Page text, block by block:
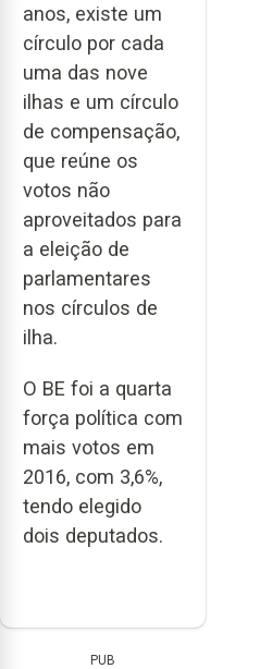
anos, existe um
círculo por cada
uma das nove
ilhas e um círculo
de compensação,
que reúne os
votos não
aproveitados para
a eleição de
parlamentares
nos círculos de
ilha.
O BE foi a quarta
força política com
mais votos em
2016, com 3,6%,
tendo elegido
dois deputados.
PUB